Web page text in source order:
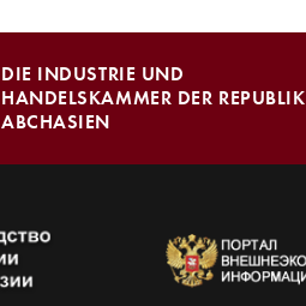
DIE INDUSTRIE UND
HANDELSKAMMER DER REPUBLIK
ABCHASIEN